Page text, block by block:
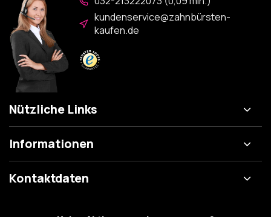
kundenservice@zahnbürsten-
kaufen.de
Nützliche Links
Informationen
Kontaktdaten